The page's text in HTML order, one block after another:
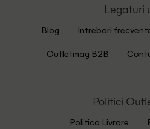
Legaturi
Blog Intrebari
Outletmag B2B
Politici
Politica Livrare